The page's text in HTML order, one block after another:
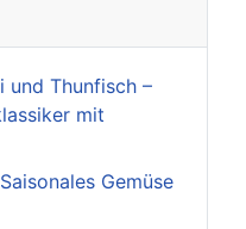
und Thunfisch –
mit
Gemüse